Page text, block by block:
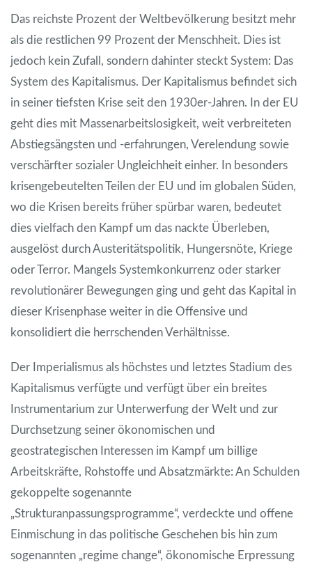
Das reichste Prozent der Weltbevölkerung besitzt mehr
als die restlichen 99 Prozent der Menschheit. Dies ist
jedoch kein Zufall, sondern dahinter steckt System: Das
System des Kapitalismus. Der Kapitalismus befindet sich
in seiner tiefsten Krise seit den 1930er-Jahren. In der EU
geht dies mit Massenarbeitslosigkeit, weit verbreiteten
Abstiegsängsten und -erfahrungen, Verelendung sowie
verschärfter sozialer Ungleichheit einher. In besonders
krisengebeutelten Teilen der EU und im globalen Süden,
wo die Krisen bereits früher spürbar waren, bedeutet
dies vielfach den Kampf um das nackte Überleben,
ausgelöst durch Austeritätspolitik, Hungersnöte, Kriege
oder Terror. Mangels Systemkonkurrenz oder starker
revolutionärer Bewegungen ging und geht das Kapital in
dieser Krisenphase weiter in die Offensive und
konsolidiert die herrschenden Verhältnisse.
Der Imperialismus als höchstes und letztes Stadium des
Kapitalismus verfügte und verfügt über ein breites
Instrumentarium zur Unterwerfung der Welt und zur
Durchsetzung seiner ökonomischen und
geostrategischen Interessen im Kampf um billige
Arbeitskräfte, Rohstoffe und Absatzmärkte: An Schulden
gekoppelte sogenannte
„Strukturanpassungsprogramme“, verdeckte und offene
Einmischung in das politische Geschehen bis hin zum
sogenannten „regime change“, ökonomische Erpressung